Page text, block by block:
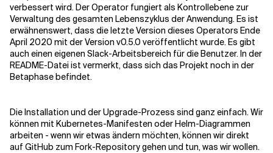
verbessert wird. Der Operator fungiert als Kontrollebene zur
Verwaltung des gesamten Lebenszyklus der Anwendung. Es ist
erwähnenswert, dass die letzte Version dieses Operators Ende
April 2020 mit der Version v0.5.0 veröffentlicht wurde. Es gibt
auch einen eigenen Slack-Arbeitsbereich für die Benutzer. In der
README-Datei ist vermerkt, dass sich das Projekt noch in der
Betaphase befindet.
Die Installation und der Upgrade-Prozess sind ganz einfach. Wir
können mit Kubernetes-Manifesten oder Helm-Diagrammen
arbeiten - wenn wir etwas ändern möchten, können wir direkt
auf GitHub zum Fork-Repository gehen und tun, was wir wollen.